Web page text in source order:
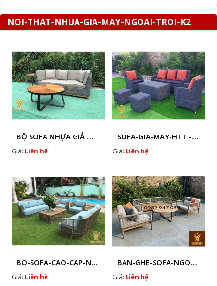
NOI-THAT-NHUA-GIA-MAY-NGOAI-TROI-K2
BỘ SOFA NHỰA GIẢ MÂY HTT - S86
Giá: Liên hệ
SOFA-GIA-MAY-HTT - S61 COPY
Giá: Liên hệ
BO-SOFA-CAO-CAP-NHUA-GIA-MAY-HTT - S88
Giá: Liên hệ
BAN-GHE-SOFA-NGOAI-TROI-GIA-MAY-KN12
Giá: Liên hệ